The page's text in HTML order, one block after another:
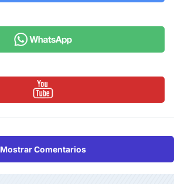
Mostrar Comentarios